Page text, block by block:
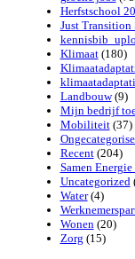
Herfstschool
Just Transition
Klimaat(180)
Landbouw(9)
Mijn bedrijf
Mobiliteit(37)
Recent(204)
Samen
Uncategorized
Water(4)
Wonen(20)
Zorg (15)